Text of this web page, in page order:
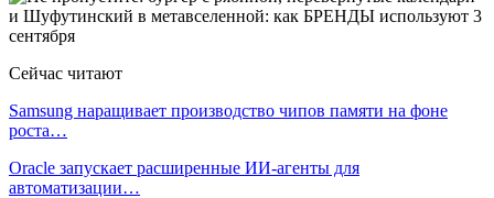
Сейчас читают
Samsung наращивает производство чипов памяти на фоне
роста…
Oracle запускает расширенные ИИ‑агенты для
автоматизации…